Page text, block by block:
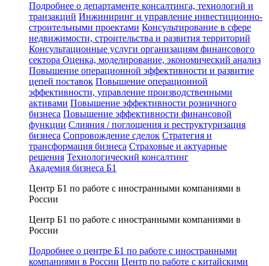
Подробнее о департаменте консалтинга, технологий и
транзакций Инжиниринг и управление инвестиционно-
строительными проектами Консультирование в сфере
недвижимости, строительства и развития территорий
Консультационные услуги организациям финансового
сектора Оценка, моделирование, экономический анализ
Повышение операционной эффективности и развитие
цепей поставок Повышение операционной
эффективности, управление производственными
активами Повышение эффективности розничного
бизнеса Повышение эффективности финансовой
функции Слияния / поглощения и реструктуризация
бизнеса Сопровождение сделок Стратегия и
трансформация бизнеса Страховые и актуарные
решения Технологический консалтинг
Академия бизнеса Б1
Центр Б1 по работе с иностранными компаниями в
России
Центр Б1 по работе с иностранными компаниями в
России
Подробнее о центре Б1 по работе с иностранными
компаниями в России Центр по работе с китайскими